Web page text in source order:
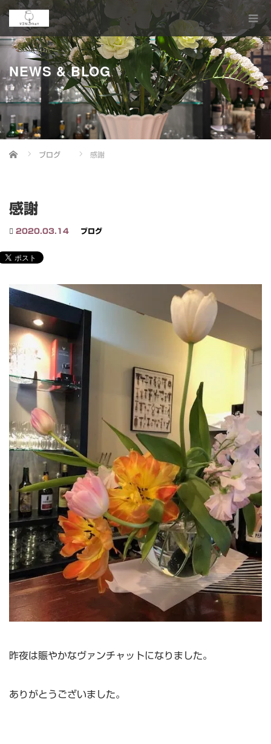
NEWS & BLOG
Home ブログ 感謝
感謝
2020.03.14 ブログ
昨夜は賑やかなヴァンチャットになりました。
ありがとうございました。